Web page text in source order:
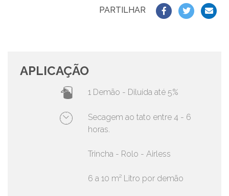
PARTILHAR
APLICAÇÃO
1 Demão - Diluída até 5%
Secagem ao tato entre 4 - 6
horas.
Trincha - Rolo - Airless
6 a 10 m² Litro por demão